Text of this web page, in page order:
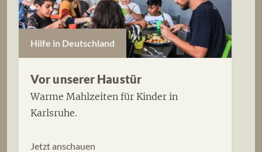
Hilfe in Deutschland
Vor unserer Haustür
Warme Mahlzeiten für Kinder in
Karlsruhe.
Jetzt anschauen